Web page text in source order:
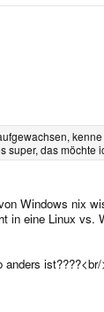
super, das möchte
Windows nix
eine Linux
ist????<br/